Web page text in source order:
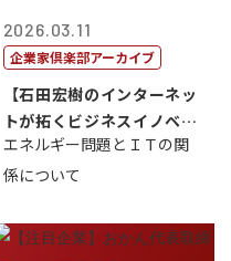
2026.03.11
企業家倶楽部アーカイブ
【石田宏樹のインターネッ
トが拓くビジネスイノベー
ション9】
エネルギー問題とＩＴの関
係について